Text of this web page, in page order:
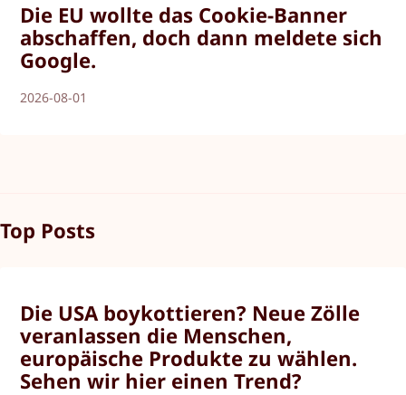
Die EU wollte das Cookie-Banner
abschaffen, doch dann meldete sich
Google.
2026-08-01
Top Posts
Die USA boykottieren? Neue Zölle
veranlassen die Menschen,
europäische Produkte zu wählen.
Sehen wir hier einen Trend?